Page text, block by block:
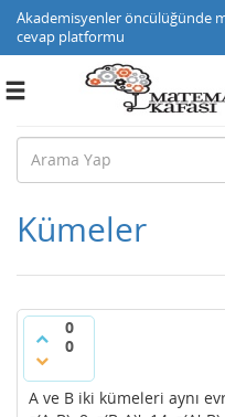
Akademisyenler öncülüğünde
cevap platformu
Toggle
Kümeler
0
0
A ve B iki kümeleri aynı